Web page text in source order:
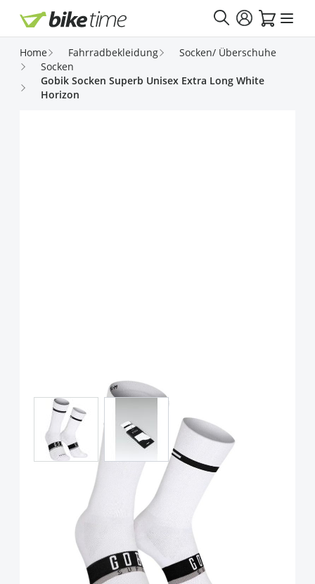
Direkt zum Inhalt
Home Fahrradbekleidung
Socken/ Überschuhe
Socken
Gobik Socken Superb Unisex Extra Long White
Horizon
Gobik Socken Superb Unisex
Extra Long White Horizon
P119165
View larger imageView larger image